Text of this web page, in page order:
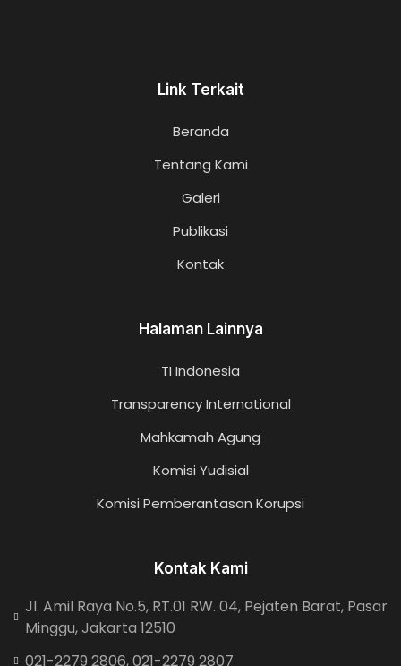
Link Terkait
Beranda
Tentang Kami
Galeri
Publikasi
Kontak
Halaman Lainnya
TI Indonesia
Transparency International
Mahkamah Agung
Komisi Yudisial
Komisi Pemberantasan Korupsi
Kontak Kami
Jl. Amil Raya No.5, RT.01 RW. 04, Pejaten Barat, Pasar
Minggu, Jakarta 12510
021-2279 2806, 021-2279 2807